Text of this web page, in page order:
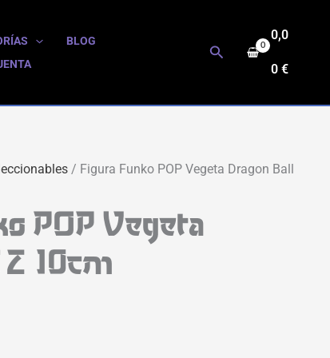
BLOG
Buscar
0,0
0€
/ Figura Funko POP Vegeta Dragon Ball
POP Vegeta
10cm